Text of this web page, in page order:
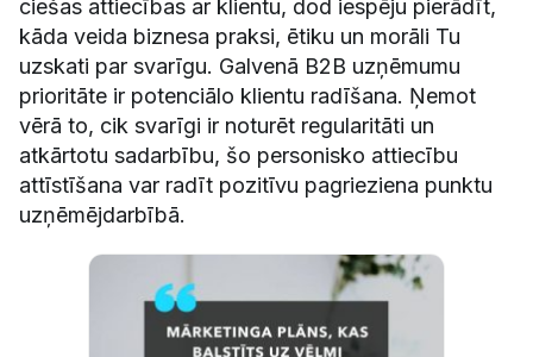
ciešas attiecības ar klientu, dod iespēju pierādīt,
kāda veida biznesa praksi, ētiku un morāli Tu
uzskati par svarīgu. Galvenā B2B uzņēmumu
prioritāte ir potenciālo klientu radīšana. Ņemot
vērā to, cik svarīgi ir noturēt regularitāti un
atkārtotu sadarbību, šo personisko attiecību
attīstīšana var radīt pozitīvu pagrieziena punktu
uzņēmējdarbībā.